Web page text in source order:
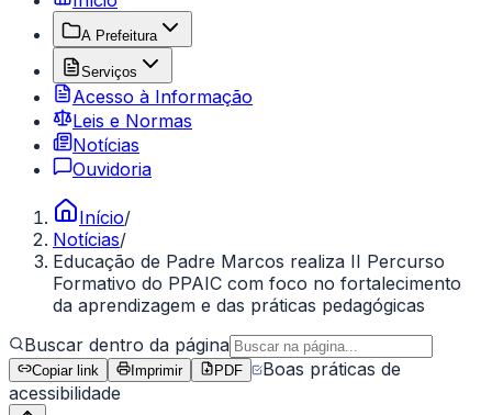
A Prefeitura
Serviços
Acesso à Informação
Leis e Normas
Notícias
Ouvidoria
Início/
Notícias/
Educação de Padre Marcos realiza II Percurso
Formativo do PPAIC com foco no fortalecimento
da aprendizagem e das práticas pedagógicas
Buscar dentro da página
Copiar link Imprimir PDF
Boas práticas de
acessibilidade